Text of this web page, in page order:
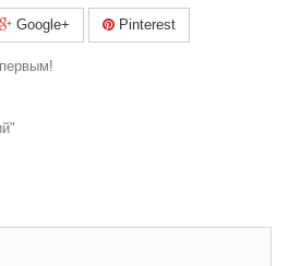
Google+ Pinterest